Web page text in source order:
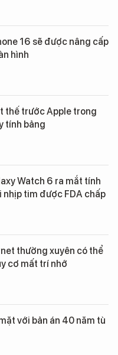
16 sẽ được nâng cấp
hình
thế trước Apple trong
tính bảng
Watch 6 ra mắt tính
nhịp tim được FDA chấp
thường xuyên có thể
cơ mất trí nhớ
với bản án 40 năm tù